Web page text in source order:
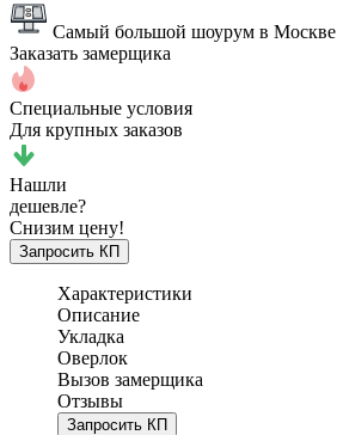
Самый большой шоурум в Москве
Заказать замерщика
Специальные условия
Для крупных заказов
Нашли
дешевле?
Снизим цену!
Запросить КП
Характеристики
Описание
Укладка
Оверлок
Вызов замерщика
Отзывы
Запросить КП